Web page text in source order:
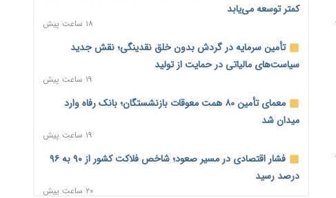
کمتر توسعه می‌یابد
۱۸ ساعت پیش
تأمین سرمایه در گردش بدون خلق نقدینگی؛ نقش جدید
سیاست‌های مالیاتی در حمایت از تولید
۱۹ ساعت پیش
معمای تأمین ۸۰ همت معوقات بازنشستگان؛ بانک رفاه وارد
میدان شد
۱۹ ساعت پیش
فشار اقتصادی در مسیر صعود؛ شاخص فلاکت کشور از ۹۰ به ۹۶
درصد رسید
۲۰ ساعت پیش